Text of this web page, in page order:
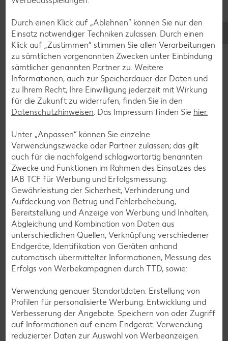
Blaubeer-Rezepte
Bananen-Rezepte
Zurück zu allen Rezepten
Glutenfreie Rezepte
Wer auf Gluten verzichtet, muss nicht automatisch auf
Vielfalt und Geschmack verzichten. Ob süß oder herzhaft –
mit unseren glutenfreien Rezepten zauberst du dir Gerichte,
die nicht nur verträglich, sondern auch richtig lecker sind.
Rezepte entdecken
Durch einen Klick auf „Ablehnen“ können Sie nur den
Einsatz notwendiger Techniken zulassen. Durch einen
Klick auf „Zustimmen“ stimmen Sie allen Verarbeitungen
zu sämtlichen vorgenannten Zwecken unter Einbindung
sämtlicher genannten Partner zu. Weitere
Informationen, auch zur Speicherdauer der Daten und
zu Ihrem Recht, Ihre Einwilligung jederzeit mit Wirkung
für die Zukunft zu widerrufen, finden Sie in den
Datenschutzhinweisen. Das Impressum finden Sie hier.
Unter „Anpassen“ können Sie einzelne
Verwendungszwecke oder Partner zulassen; das gilt
auch für die nachfolgend schlagwortartig benannten
Zwecke und Funktionen im Rahmen des Einsatzes des
IAB TCF für Werbung und Erfolgsmessung:
Gewährleistung der Sicherheit, Verhinderung und
Aufdeckung von Betrug und Fehlerbehebung,
Bereitstellung und Anzeige von Werbung und Inhalten,
Abgleichung und Kombination von Daten aus
unterschiedlichen Quellen, Verknüpfung verschiedener
Endgeräte, Identifikation von Geräten anhand
automatisch übermittelter Informationen, Messung des
Erfolgs von Werbekampagnen durch TTD, sowie:
Verwendung genauer Standortdaten. Erstellung von
Profilen für personalisierte Werbung. Entwicklung und
Verbesserung der Angebote. Speichern von oder Zugriff
auf Informationen auf einem Endgerät. Verwendung
reduzierter Daten zur Auswahl von Werbeanzeigen.